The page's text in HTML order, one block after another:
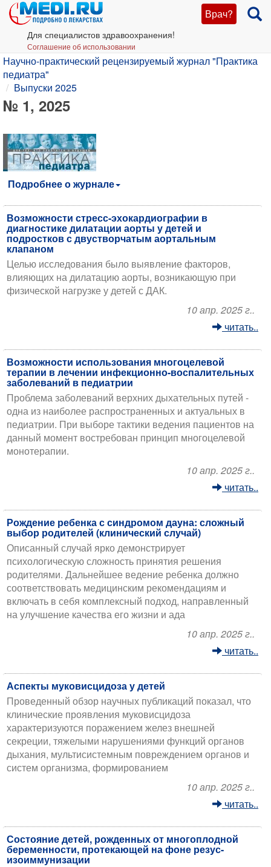
Врач?
Для специалистов здравоохранения!
Соглашение об использовании
Научно-практический рецензируемый журнал "Практика
педиатра"
Выпуски 2025
№ 1, 2025
Подробнее о журнале
Возможности стресс-эхокардиографии в
диагностике дилатации аорты у детей и
подростков с двустворчатым аортальным
клапаном
Целью исследования было выявление факторов,
влияющих на дилатацию аорты, возникающую при
физической нагрузке у детей с ДАК.
10 апр. 2025 г..
читать..
Возможности использования многоцелевой
терапии в лечении инфекционно-воспалительных
заболеваний в педиатрии
Проблема заболеваний верхних дыхательных путей -
одна из наиболее распространенных и актуальных в
педиатрии. При выборе тактики ведения пациентов на
данный момент востребован принцип многоцелевой
монотерапии.
10 апр. 2025 г..
читать..
Рождение ребенка с синдромом дауна: сложный
выбор родителей (клинический случай)
Описанный случай ярко демонстрирует
психологическую сложность принятия решения
родителями. Дальнейшее ведение ребенка должно
соответствовать медицинским рекомендациям и
включать в себя комплексный подход, направленный
на улучшение качества его жизни и ада
10 апр. 2025 г..
читать..
Аспекты муковисцидоза у детей
Проведенный обзор научных публикаций показал, что
клинические проявления муковисцидоза
характеризуются поражением желез внешней
секреции, тяжелыми нарушениями функций органов
дыхания, мультисистемным повреждением органов и
систем организма, формированием
10 апр. 2025 г..
читать..
Состояние детей, рожденных от многоплодной
беременности, протекающей на фоне резус-
изоиммунизации